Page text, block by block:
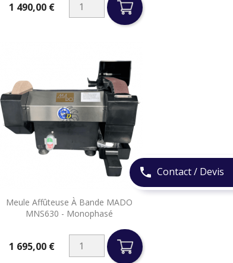
phone Contact / Devis
Prix1 490,00 €
Meule Affûteuse À Bande MADO
MNS630 - Monophasé
Prix1 695,00 €
Aperçu rapide